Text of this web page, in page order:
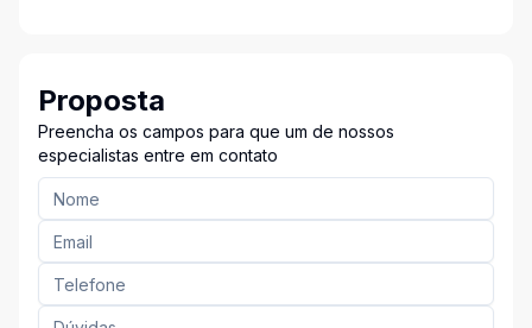
Proposta
Preencha os campos para que um de nossos
especialistas entre em contato